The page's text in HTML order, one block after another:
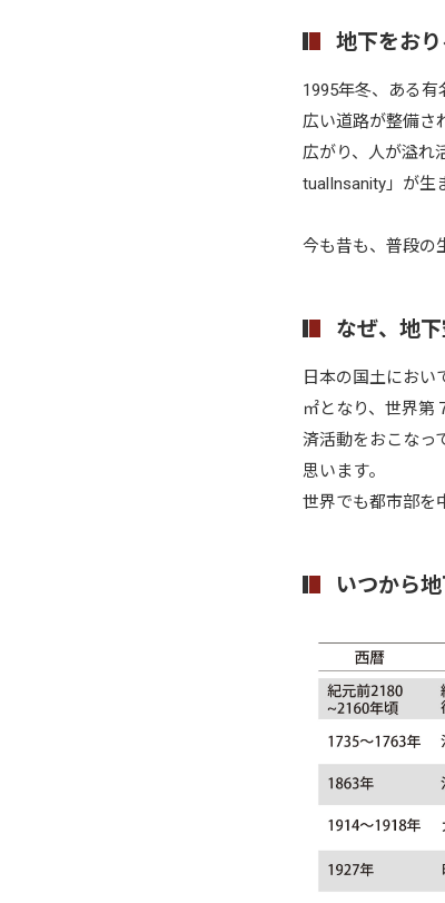
地下をお
1995年冬、ある
広い道路が整備さ
広がり、人が溢れ
tualInsanity」が生
今も昔も、普段の
なぜ、地
日本の国土にお
㎡となり、世界第
済活動をおこなっ
思います。
世界でも都市部を
いつから